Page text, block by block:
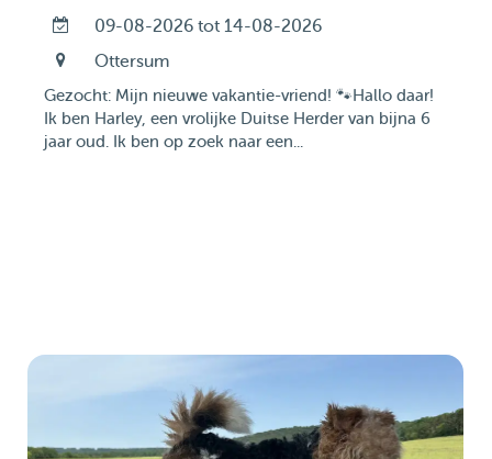
09-08-2026 tot 14-08-2026
Ottersum
​Gezocht: Mijn nieuwe vakantie-vriend! 🐾 ​Hallo daar!
Ik ben Harley, een vrolijke Duitse Herder van bijna 6
jaar oud. Ik ben op zoek naar een...